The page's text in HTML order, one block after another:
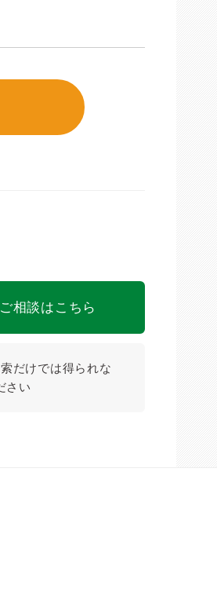
相談はこちら
だけでは得られな
さい